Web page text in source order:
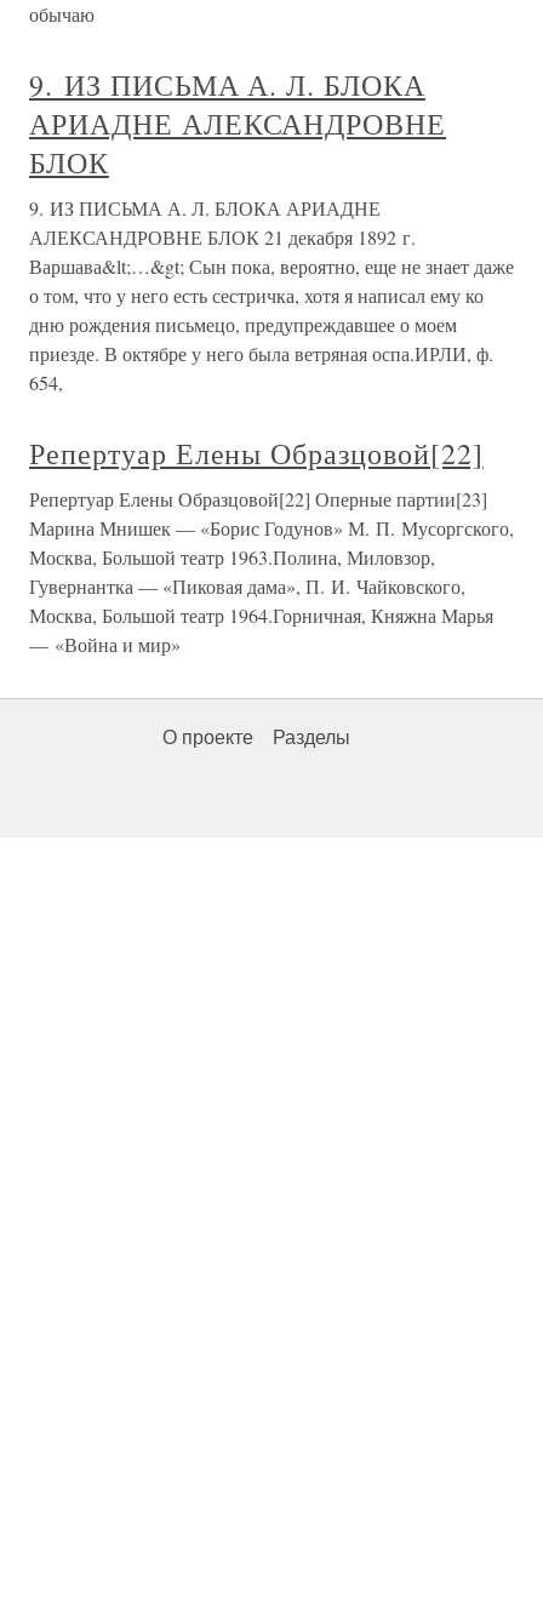
обычаю
9. ИЗ ПИСЬМА А. Л. БЛОКА
АРИАДНЕ АЛЕКСАНДРОВНЕ
БЛОК
9. ИЗ ПИСЬМА А. Л. БЛОКА АРИАДНЕ
АЛЕКСАНДРОВНЕ БЛОК 21 декабря 1892 г.
Варшава&lt;…&gt; Сын пока, вероятно, еще не знает даже
о том, что у него есть сестричка, хотя я написал ему ко
дню рождения письмецо, предупреждавшее о моем
приезде. В октябре у него была ветряная оспа.ИРЛИ, ф.
654,
Репертуар Елены Образцовой[22]
Репертуар Елены Образцовой[22] Оперные партии[23]
Марина Мнишек — «Борис Годунов» М. П. Мусоргского,
Москва, Большой театр 1963.Полина, Миловзор,
Гувернантка — «Пиковая дама», П. И. Чайковского,
Москва, Большой театр 1964.Горничная, Княжна Марья
— «Война и мир»
О проекте Разделы